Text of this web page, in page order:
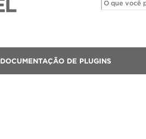
DOCUMENTAÇÃO DE PLUGINS